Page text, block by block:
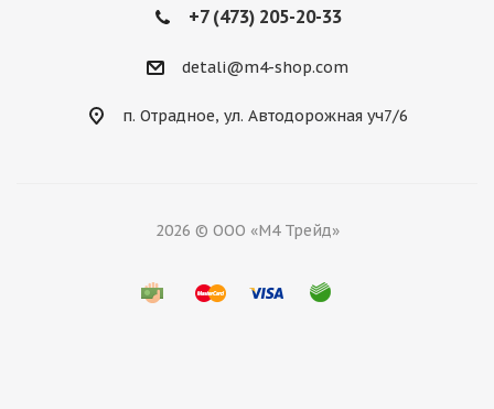
+7 (473) 205-20-33
detali@m4-shop.com
п. Отрадное, ул. Автодорожная уч7/6
2026 © ООО «М4 Трейд»